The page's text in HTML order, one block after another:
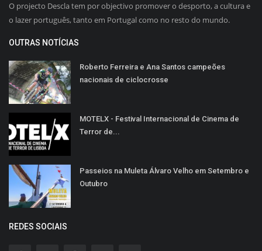
O projecto Descla tem por objectivo promover o desporto, a cultura e
o lazer português, tanto em Portugal como no resto do mundo.
OUTRAS NOTÍCIAS
Roberto Ferreira e Ana Santos campeões
nacionais de ciclocrosse
MOTELX - Festival Internacional de Cinema de
Terror de...
Passeios na Muleta Álvaro Velho em Setembro e
Outubro
REDES SOCIAIS